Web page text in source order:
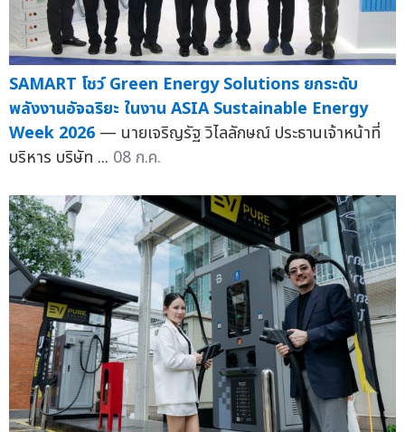
SAMART โชว์ Green Energy Solutions ยกระดับ
พลังงานอัจฉริยะ ในงาน ASIA Sustainable Energy
Week 2026 — นายเจริญรัฐ วิไลลักษณ์ ประธานเจ้าหน้าที่
บริหาร บริษัท ... 08 ก.ค.